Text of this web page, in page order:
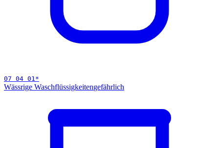
07 04 01*
Wässrige Waschflüssigkeitengefährlich